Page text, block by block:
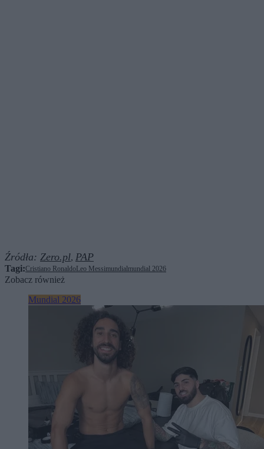
Źródła: Zero.pl, PAP
Tagi:Cristiano Ronaldo Leo Messimundial mundial 2026
Zobacz również
Mundial 2026